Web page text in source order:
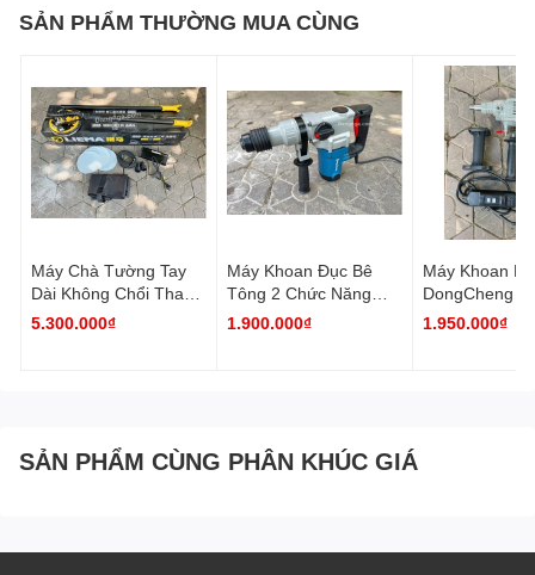
SẢN PHẨM THƯỜNG MUA CÙNG
Máy Chà Tường Tay
Dài Không Chổi Than
LIEMA ( Chưa Có Máy
5.300.000₫
Máy Khoan Đục Bê
Tông 2 Chức Năng
DongCheng DZC03-28
1.900.000₫
Máy Khoan
DongCheng
110 ( Có
1.950.000₫
SẢN PHẨM CÙNG PHÂN KHÚC GIÁ